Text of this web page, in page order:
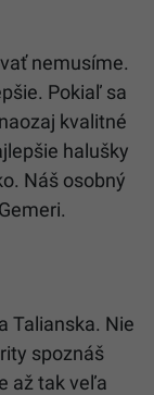
nemusíme.
Pokiaľ sa
kvalitné
halušky
Náš osobný
Talianska. Nie
spoznáš
až tak veľa